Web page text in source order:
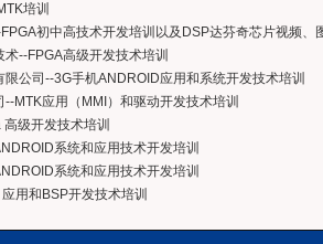
培训
初中高技术开发培训以及DSP达芬奇芯片视频、
--FPGA高级开发技术培训
公司--3G手机ANDROID应用和系统开发技术培训
MTK应用（MMI）和驱动开发技术培训
级开发技术培训
系统和应用技术开发培训
系统和应用技术开发培训
用和BSP开发技术培训